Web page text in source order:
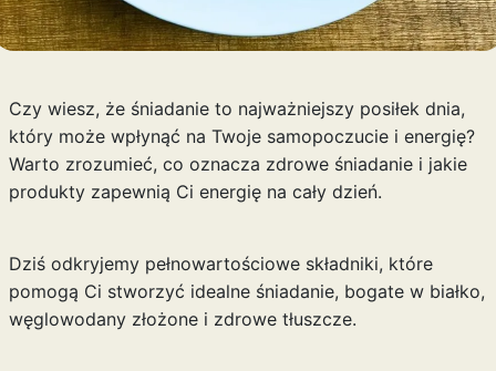
Czy wiesz, że śniadanie to najważniejszy posiłek dnia,
który może wpłynąć na Twoje samopoczucie i energię?
Warto zrozumieć, co oznacza zdrowe śniadanie i jakie
produkty zapewnią Ci energię na cały dzień.
Dziś odkryjemy pełnowartościowe składniki, które
pomogą Ci stworzyć idealne śniadanie, bogate w białko,
węglowodany złożone i zdrowe tłuszcze.